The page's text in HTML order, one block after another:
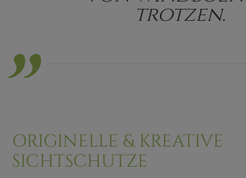
trotzen.
ORIGINELLE & KREATIVE
SICHTSCHUTZE